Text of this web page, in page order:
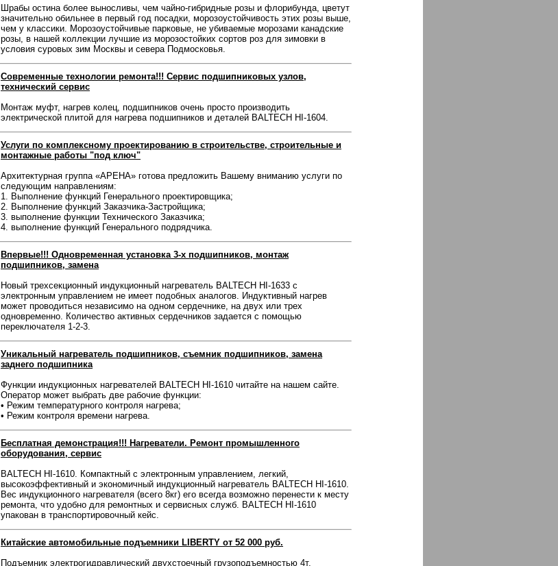
Шрабы остина более выносливы, чем чайно-гибридные розы и флорибунда, цветут
значительно обильнее в первый год посадки, морозоустойчивость этих розы выше,
чем у классики. Морозоустойчивые парковые, не убиваемые морозами канадские
розы, в нашей коллекции лучшие из морозостойких сортов роз для зимовки в
условия суровых зим Москвы и севера Подмосковья.
Современные технологии ремонта!!! Сервис подшипниковых узлов,
технический сервис
Монтаж муфт, нагрев колец, подшипников очень просто производить
электрической плитой для нагрева подшипников и деталей BALTECH HI-1604.
Услуги по комплексному проектированию в строительстве, строительные и
монтажные работы "под ключ"
Архитектурная группа «АРЕНА» готова предложить Вашему вниманию услуги по
следующим направлениям:
1. Выполнение функций Генерального проектировщика;
2. Выполнение функций Заказчика-Застройщика;
3. выполнение функции Технического Заказчика;
4. выполнение функций Генерального подрядчика.
Впервые!!! Одновременная установка 3-х подшипников, монтаж
подшипников, замена
Новый трехсекционный индукционный нагреватель BALTECH HI-1633 с
электронным управлением не имеет подобных аналогов. Индуктивный нагрев
может проводиться независимо на одном сердечнике, на двух или трех
одновременно. Количество активных сердечников задается с помощью
переключателя 1-2-3.
Уникальный нагреватель подшипников, съемник подшипников, замена
заднего подшипника
Функции индукционных нагревателей BALTECH HI-1610 читайте на нашем сайте.
Оператор может выбрать две рабочие функции:
• Режим температурного контроля нагрева;
• Режим контроля времени нагрева.
Бесплатная демонстрация!!! Нагреватели. Ремонт промышленного
оборудования, сервис
BALTECH HI-1610. Компактный с электронным управлением, легкий,
высокоэффективный и экономичный индукционный нагреватель BALTECH HI-1610.
Вес индукционного нагревателя (всего 8кг) его всегда возможно перенести к месту
ремонта, что удобно для ремонтных и сервисных служб. BALTECH HI-1610
упакован в транспортировочный кейс.
Китайские автомобильные подъемники LIBERTY от 52 000 руб.
Подъемник электрогидравлический двухстоечный грузоподъемностью 4т,